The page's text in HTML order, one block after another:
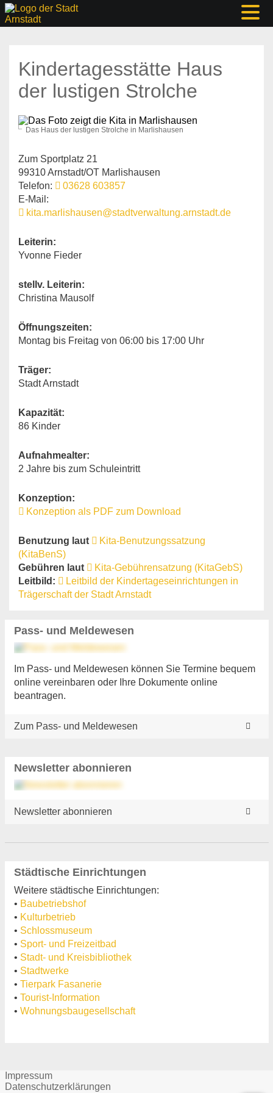
Kindertagesstätte Haus
der lustigen Strolche
Das Haus der lustigen Strolche in Marlishausen
Zum Sportplatz 21
99310 Arnstadt/OT Marlishausen
Telefon:
03628 603857
E-Mail:
kita.marlishausen@stadtverwaltung.arnstadt.de
Leiterin:
Yvonne Fieder
stellv. Leiterin:
Christina Mausolf
Öffnungszeiten:
Montag bis Freitag von 06:00 bis 17:00 Uhr
Träger:
Stadt Arnstadt
Kapazität:
86 Kinder
Aufnahmealter:
2 Jahre bis zum Schuleintritt
Konzeption:
Konzeption als PDF zum Download
Benutzung laut
Kita-Benutzungssatzung
(KitaBenS)
Gebühren laut
Kita-Gebührensatzung (KitaGebS)
Leitbild:
Leitbild der Kindertageseinrichtungen in
Trägerschaft der Stadt Arnstadt
Pass- und Meldewesen
Im Pass- und Meldewesen können Sie Termine bequem
online vereinbaren oder Ihre Dokumente online
beantragen.
Zum Pass- und Meldewesen
Newsletter abonnieren
Newsletter abonnieren
Städtische Einrichtungen
Weitere städtische Einrichtungen:
• Baubetriebshof
• Kulturbetrieb
• Schlossmuseum
• Sport- und Freizeitbad
• Stadt- und Kreisbibliothek
• Stadtwerke
• Tierpark Fasanerie
• Tourist-Information
• Wohnungsbaugesellschaft
Impressum
Datenschutzerklärungen